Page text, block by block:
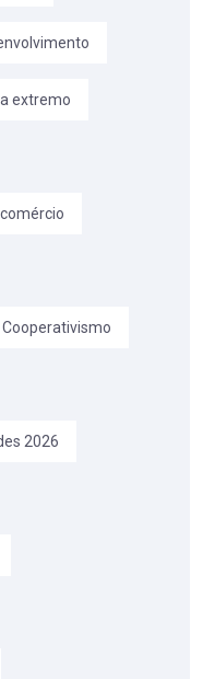
extremo
comércio
Cooperativismo
2026